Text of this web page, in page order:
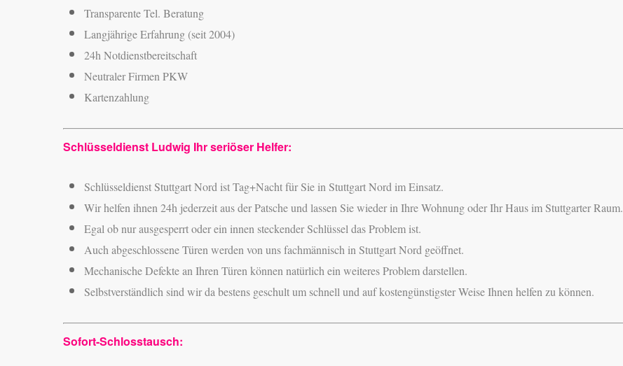
Transparente Tel. Beratung
Langjährige Erfahrung (seit 2004)
24h Notdienstbereitschaft
Neutraler Firmen PKW
Kartenzahlung
Schlüsseldienst Ludwig Ihr seriöser Helfer:
Schlüsseldienst Stuttgart Nord ist Tag+Nacht für Sie in Stuttgart Nord im Einsatz.
Wir helfen ihnen 24h jederzeit aus der Patsche und lassen Sie wieder in Ihre Wohnung oder Ihr Haus im Stuttgarter Raum.
Egal ob nur ausgesperrt oder ein innen steckender Schlüssel das Problem ist.
Auch abgeschlossene Türen werden von uns fachmännisch in Stuttgart Nord geöffnet.
Mechanische Defekte an Ihren Türen können natürlich ein weiteres Problem darstellen.
Selbstverständlich sind wir da bestens geschult um schnell und auf kostengünstigster Weise Ihnen helfen zu können.
Sofort-Schlosstausch: